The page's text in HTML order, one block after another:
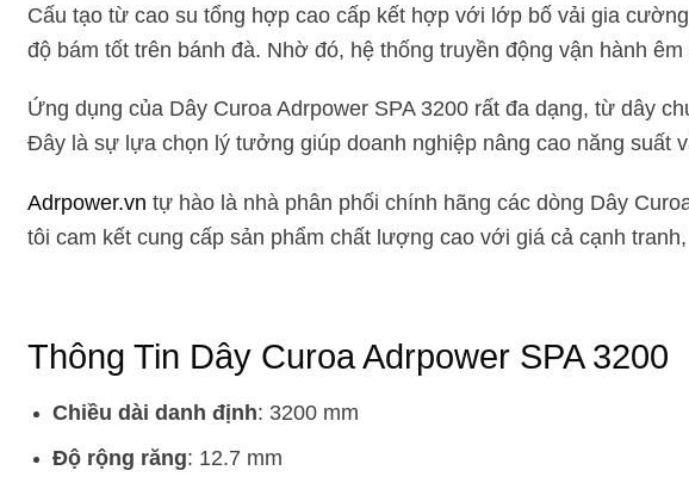
Cấu tạo từ cao su tổng hợp cao cấp kết hợp với lớp bố vải gia
độ bám tốt trên bánh đà. Nhờ đó, hệ thống truyền động vận hành
Ứng dụng của Dây Curoa Adrpower SPA 3200 rất đa dạng, từ dây
Đây là sự lựa chọn lý tưởng giúp doanh nghiệp nâng cao năng suất
Adrpower.vn tự hào là nhà phân phối chính hãng các dòng Dây
tôi cam kết cung cấp sản phẩm chất lượng cao với giá cả cạnh
Thông Tin Dây Curoa Adrpower SPA 3200
Chiều dài danh định: 3200 mm
Độ rộng răng: 12.7 mm